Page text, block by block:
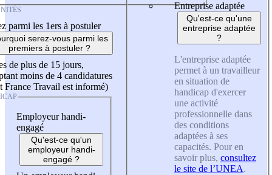
parmi les 1ers à postuler
serez-vous parmi les
premiers à postuler ?
de plus de 15 jours,
moins de 4 candidatures
France Travail est informé)
Employeur handi-
engagé
Qu'est-ce qu'un
employeur handi-
engagé ?
Entreprise adaptée
Qu'est-ce qu'une
entreprise adaptée
?
L'entreprise adaptée
permet à un travailleur
en situation de
handicap d'exercer
une activité
professionnelle dans
des conditions
adaptées à ses
capacités. Pour en
savoir plus, consultez
le site de l’UNEA.